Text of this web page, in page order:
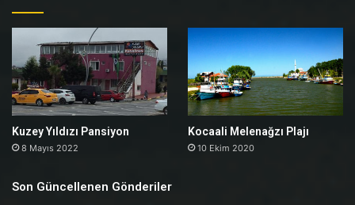
Kuzey Yıldızı Pansiyon
8 Mayıs 2022
Kocaali Melenağzı Plajı
10 Ekim 2020
Son Güncellenen Gönderiler